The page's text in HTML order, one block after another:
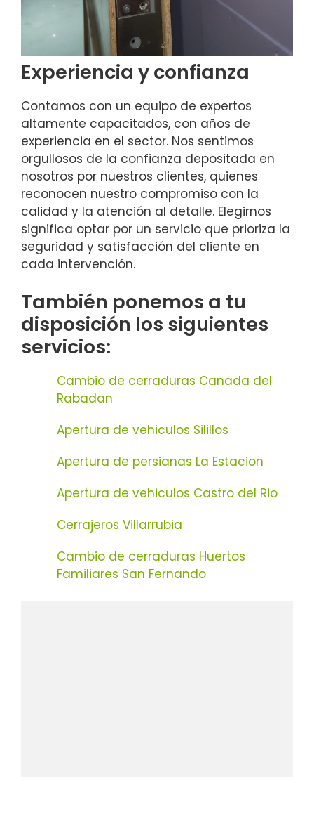
Experiencia y confianza
Contamos con un equipo de expertos
altamente capacitados, con años de
experiencia en el sector. Nos sentimos
orgullosos de la confianza depositada en
nosotros por nuestros clientes, quienes
reconocen nuestro compromiso con la
calidad y la atención al detalle. Elegirnos
significa optar por un servicio que prioriza la
seguridad y satisfacción del cliente en
cada intervención.
También ponemos a tu
disposición los siguientes
servicios:
Cambio de cerraduras Canada del
Rabadan
Apertura de vehiculos Silillos
Apertura de persianas La Estacion
Apertura de vehiculos Castro del Rio
Cerrajeros Villarrubia
Cambio de cerraduras Huertos
Familiares San Fernando